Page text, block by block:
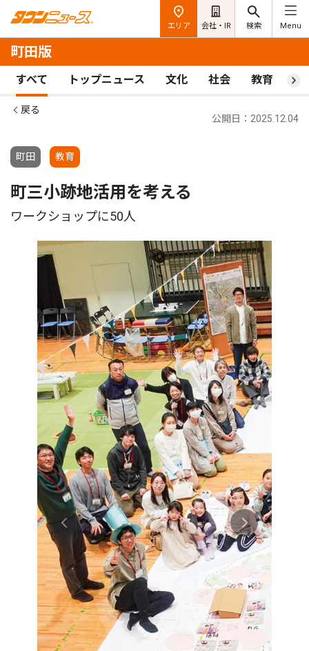
エリア 会社・IR 検索 Menu
町田版
すべて トップニュース 文化 社会 教育 ス
戻る
町田 教育
公開日：2025.12.04
町三小跡地活用を考える
ワークショップに50人